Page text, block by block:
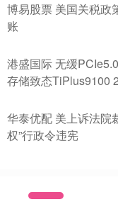
博易股票 美国关税政
账
港盛国际 无缓
存储致态TiPlus9100
华泰优配 美上诉法院
权”行政令违宪